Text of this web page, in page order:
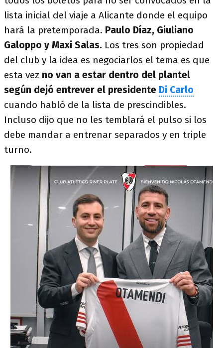
lista inicial del viaje a Alicante donde el equipo
hará la pretemporada. Paulo Díaz, Giuliano
Galoppo y Maxi Salas. Los tres son propiedad
del club y la idea es negociarlos el tema es que
esta vez no van a estar dentro del plantel
según dejó entrever el presidente Di Carlo
cuando habló de la lista de prescindibles.
Incluso dijo que no les temblará el pulso si los
debe mandar a entrenar separados y en triple
turno.